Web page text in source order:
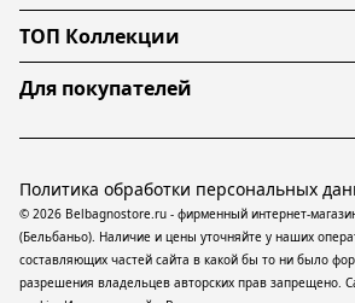
ТОП Коллекции
Для покупателей
© 2026 Belbagnostore.ru - фирменный интернет-
(Бельбаньо). Наличие и цены уточняйте у наших
составляющих частей сайта в какой бы то ни было
разрешения владельцев авторских прав запрещено.
Политика обработки персональных